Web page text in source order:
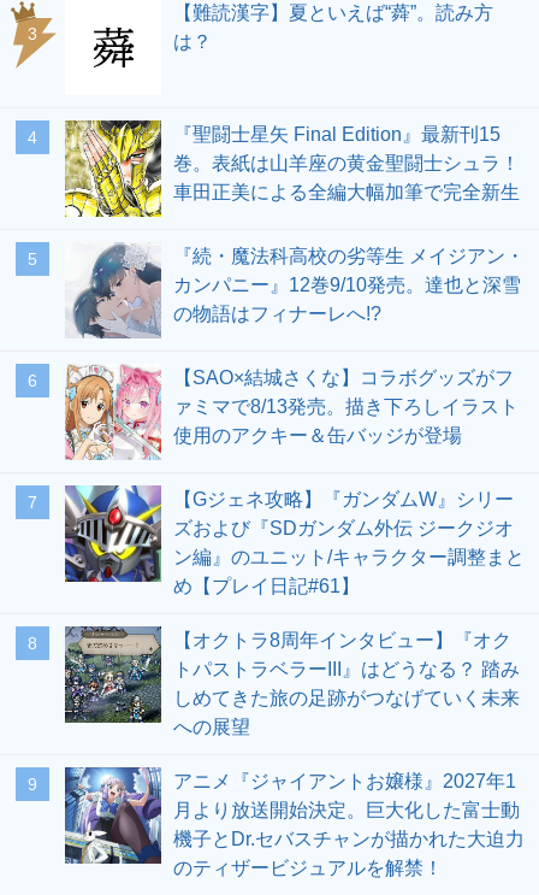
3
【難読漢字】夏といえば“蕣”。読み方
は？
4
『聖闘士星矢 Final Edition』最新刊15
巻。表紙は山羊座の黄金聖闘士シュラ！
車田正美による全編大幅加筆で完全新生
5
『続・魔法科高校の劣等生 メイジアン・
カンパニー』12巻9/10発売。達也と深雪
の物語はフィナーレへ!?
6
【SAO×結城さくな】コラボグッズがフ
ァミマで8/13発売。描き下ろしイラスト
使用のアクキー＆缶バッジが登場
7
【Gジェネ攻略】『ガンダムW』シリー
ズおよび『SDガンダム外伝 ジークジオ
ン編』のユニット/キャラクター調整まと
め【プレイ日記#61】
8
【オクトラ8周年インタビュー】『オク
トパストラベラーIII』はどうなる？ 踏み
しめてきた旅の足跡がつなげていく未来
への展望
9
アニメ『ジャイアントお嬢様』2027年1
月より放送開始決定。巨大化した富士動
機子とDr.セバスチャンが描かれた大迫力
のティザービジュアルを解禁！